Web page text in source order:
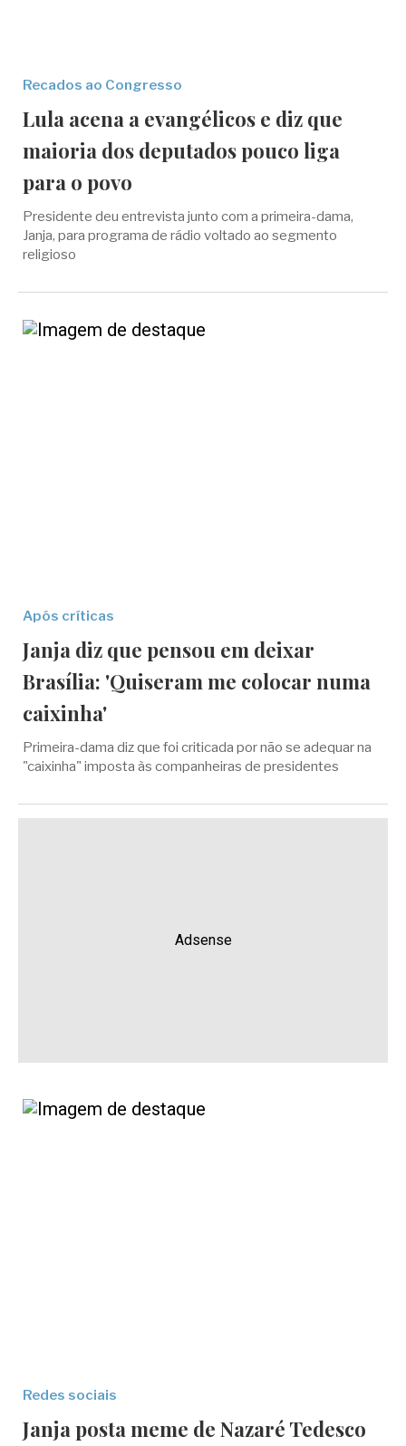
Recados ao Congresso
Lula acena a evangélicos e diz que
maioria dos deputados pouco liga
para o povo
Presidente deu entrevista junto com a primeira-dama,
Janja, para programa de rádio voltado ao segmento
religioso
Após críticas
Janja diz que pensou em deixar
Brasília: 'Quiseram me colocar numa
caixinha'
Primeira-dama diz que foi criticada por não se adequar na
"caixinha" imposta às companheiras de presidentes
Adsense
Redes sociais
Janja posta meme de Nazaré Tedesco